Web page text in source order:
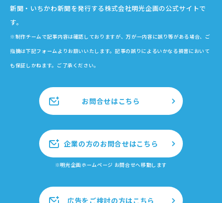
新聞・いちかわ新聞を発行する株式会社明光企画の公式サイトで
す。
※制作チームで記事内容は確認しておりますが、万が一内容に誤り等がある場合、ご
指摘は下記フォームよりお願いいたします。記事の誤りによるいかなる損害において
も保証しかねます。ご了承ください。
お問合せはこちら
企業の方のお問合せはこちら
※明光企画ホームページ お問合せへ移動します
広告をご検討の方はこちら